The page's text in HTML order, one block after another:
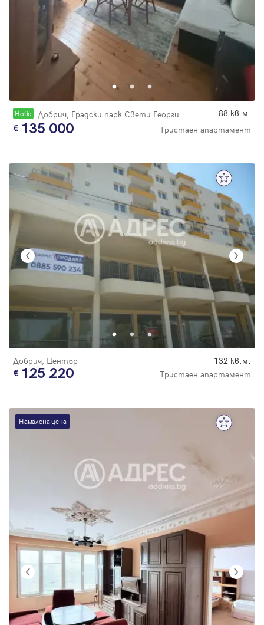
Новo Добрич, Градски парк Свети Георги 88 кв.м.
135 000 Тристаен апартамент
Добрич, Център 132 кв.м.
125 220 Тристаен апартамент
Намалена цена